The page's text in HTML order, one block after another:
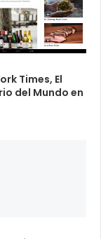
Times, El
del Mundo en